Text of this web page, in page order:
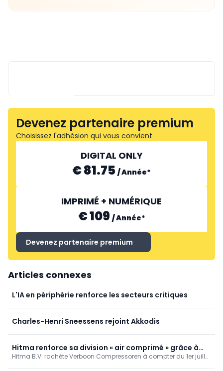
MAINNOVATION
Devenez partenaire premium
Choisissez l'adhésion qui vous convient
DIGITAL ONLY
€ 81.75 /Année*
IMPRIMÉ + NUMÉRIQUE
€ 109 /Année*
Devenez partenaire premium
Articles connexes
L'IA en périphérie renforce les secteurs critiques
Charles-Henri Sneessens rejoint Akkodis
Hitma renforce sa division « air comprimé » grâce à
l'acquisition de Verboon Compressoren
Hitma B.V. rachète Verboon Compressoren à compter du 1er juillet